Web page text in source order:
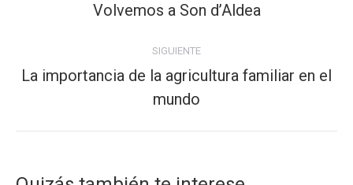
publicaciones
Publicación
Volvemos a Son d’Aldea
SIGUIENTE
Publicación
siguiente:
La importancia de la agricultura familiar en el
mundo